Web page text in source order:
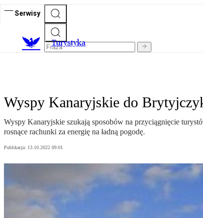
Serwisy
Turystyka
Wyspy Kanaryjskie do
Wyspy Kanaryjskie szukają sposobów na przyciągnięcie
rosnące rachunki za energię na ładną pogodę.
Publikacja: 13.10.2022 09:01